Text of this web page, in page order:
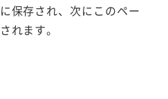
保存され、次にこのペー
れます。